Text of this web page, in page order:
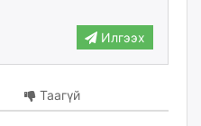
Илгээх
Таагүй